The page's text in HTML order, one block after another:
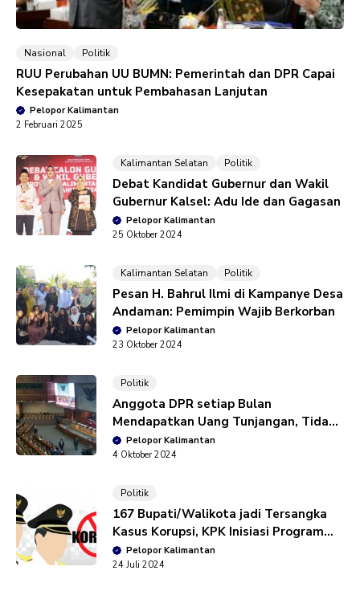
Nasional Politik
RUU Perubahan UU BUMN: Pemerintah dan DPR Capai
Kesepakatan untuk Pembahasan Lanjutan
Pelopor Kalimantan
2 Februari 2025
Kalimantan Selatan Politik
Debat Kandidat Gubernur dan Wakil
Gubernur Kalsel: Adu Ide dan Gagasan
Pelopor Kalimantan
25 Oktober 2024
Kalimantan Selatan Politik
Pesan H. Bahrul Ilmi di Kampanye Desa
Andaman: Pemimpin Wajib Berkorban
Pelopor Kalimantan
23 Oktober 2024
Politik
Anggota DPR setiap Bulan
Mendapatkan Uang Tunjangan, Tidak
Dapat Rumah Dinas Lagi.
Pelopor Kalimantan
4 Oktober 2024
Politik
167 Bupati/Walikota jadi Tersangka
Kasus Korupsi, KPK Inisiasi Program
Percontohan Kabupaten/Kota
Antikorupsi
Pelopor Kalimantan
24 Juli 2024